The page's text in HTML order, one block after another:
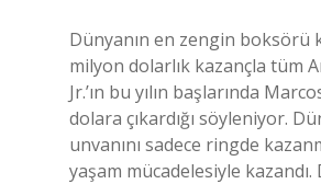
Dünyanın en zengin boksörü
milyon dolarlık kazançla tüm
Jr.’ın bu yılın başlarında
dolara çıkardığı söyleniyor.
unvanını sadece ringde
yaşam mücadelesiyle